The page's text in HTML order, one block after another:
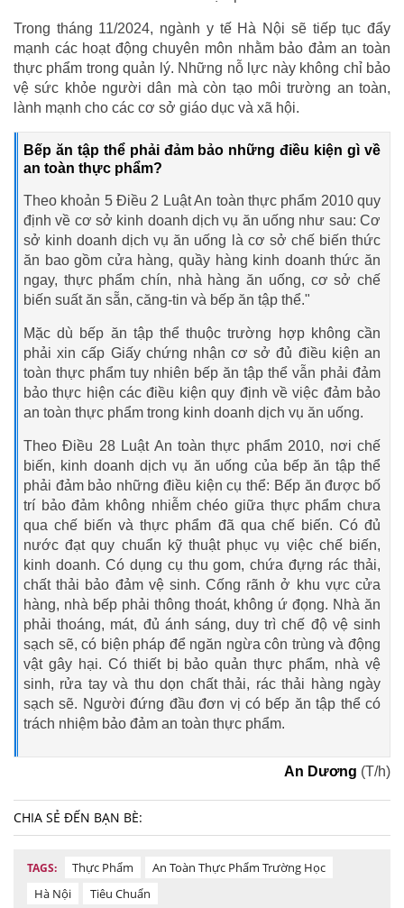
Trong tháng 11/2024, ngành y tế Hà Nội sẽ tiếp tục đẩy
mạnh các hoạt động chuyên môn nhằm bảo đảm an toàn
thực phẩm trong quản lý. Những nỗ lực này không chỉ bảo
vệ sức khỏe người dân mà còn tạo môi trường an toàn,
lành mạnh cho các cơ sở giáo dục và xã hội.
Bếp ăn tập thể phải đảm bảo những điều kiện gì về
an toàn thực phẩm?
Theo khoản 5 Điều 2 Luật An toàn thực phẩm 2010 quy
định về cơ sở kinh doanh dịch vụ ăn uống như sau: Cơ
sở kinh doanh dịch vụ ăn uống là cơ sở chế biến thức
ăn bao gồm cửa hàng, quầy hàng kinh doanh thức ăn
ngay, thực phẩm chín, nhà hàng ăn uống, cơ sở chế
biến suất ăn sẵn, căng-tin và bếp ăn tập thể."
Mặc dù bếp ăn tập thể thuộc trường hợp không cần
phải xin cấp Giấy chứng nhận cơ sở đủ điều kiện an
toàn thực phẩm tuy nhiên bếp ăn tập thể vẫn phải đảm
bảo thực hiện các điều kiện quy định về việc đảm bảo
an toàn thực phẩm trong kinh doanh dịch vụ ăn uống.
Theo Điều 28 Luật An toàn thực phẩm 2010, nơi chế
biến, kinh doanh dịch vụ ăn uống của bếp ăn tập thể
phải đảm bảo những điều kiện cụ thể: Bếp ăn được bố
trí bảo đảm không nhiễm chéo giữa thực phẩm chưa
qua chế biến và thực phẩm đã qua chế biến. Có đủ
nước đạt quy chuẩn kỹ thuật phục vụ việc chế biến,
kinh doanh. Có dụng cụ thu gom, chứa đựng rác thải,
chất thải bảo đảm vệ sinh. Cống rãnh ở khu vực cửa
hàng, nhà bếp phải thông thoát, không ứ đọng. Nhà ăn
phải thoáng, mát, đủ ánh sáng, duy trì chế độ vệ sinh
sạch sẽ, có biện pháp để ngăn ngừa côn trùng và động
vật gây hại. Có thiết bị bảo quản thực phẩm, nhà vệ
sinh, rửa tay và thu dọn chất thải, rác thải hàng ngày
sạch sẽ. Người đứng đầu đơn vị có bếp ăn tập thể có
trách nhiệm bảo đảm an toàn thực phẩm.
An Dương (T/h)
CHIA SẺ ĐẾN BẠN BÈ:
TAGS: Thực Phẩm
An Toàn Thực Phẩm Trường Học
Hà Nội
Tiêu Chuẩn